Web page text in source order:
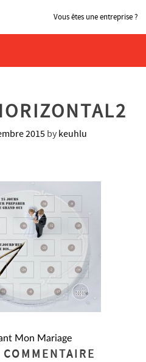
Vous êtes une entreprise ?
2015by keuhlu
Mon Mariage